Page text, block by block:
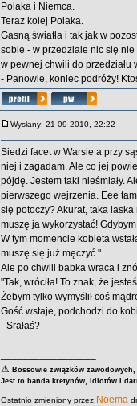
Polaka i Niemca.
Teraz kolej Polaka.
Gasną światła i tak jak w
sobie - w przedziale nic się
w pewnej chwili do przedziału
- Panowie, koniec podróży!
Wysłany: 21-09-2010, 22:22
Siedzi facet w Warsie a przy
niej i zagadam. Ale co jej
pójdę. Jestem taki nieśmiały.
pierwszego wejrzenia. Eee
się potoczy? Akurat, taka
muszę ja wykorzystać!
W tym momencie kobieta
muszę się już męczyć."
Ale po chwili babka wraca i
"Tak, wróciła! To znak, że
Żebym tylko wymyślił coś
Gość wstaje, podchodzi do
- Srałaś?
⚠ Bossowie związków
Jest to banda kretynów, idiotów i
Ostatnio zmieniony przez Noema